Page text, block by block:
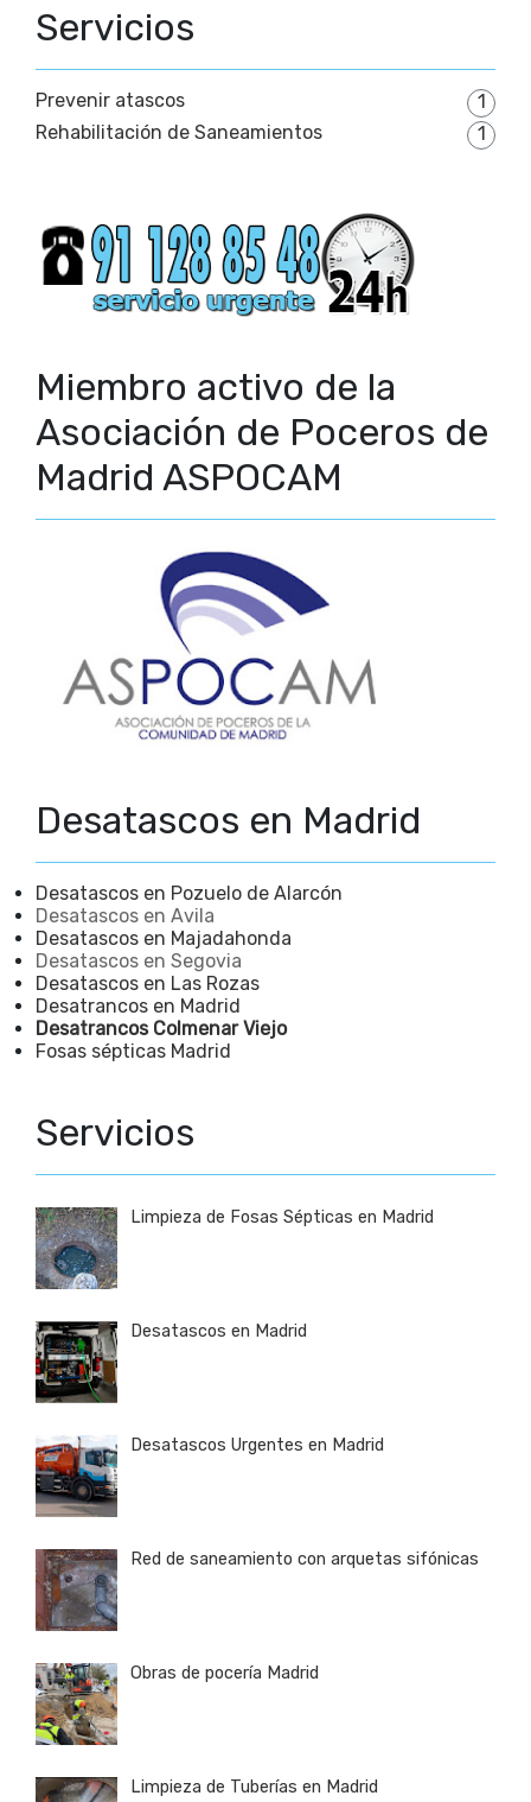
Servicios
Prevenir atascos
1
Rehabilitación de Saneamientos
1
Miembro activo de la
Asociación de Poceros de
Madrid ASPOCAM
Desatascos en Madrid
Desatascos en Pozuelo de Alarcón
Desatascos en Avila
Desatascos en Majadahonda
Desatascos en Segovia
Desatascos en Las Rozas
Desatrancos en Madrid
Desatrancos Colmenar Viejo
Fosas sépticas Madrid
Servicios
Limpieza de Fosas Sépticas en Madrid
Desatascos en Madrid
Desatascos Urgentes en Madrid
Red de saneamiento con arquetas sifónicas
Obras de pocería Madrid
Limpieza de Tuberías en Madrid